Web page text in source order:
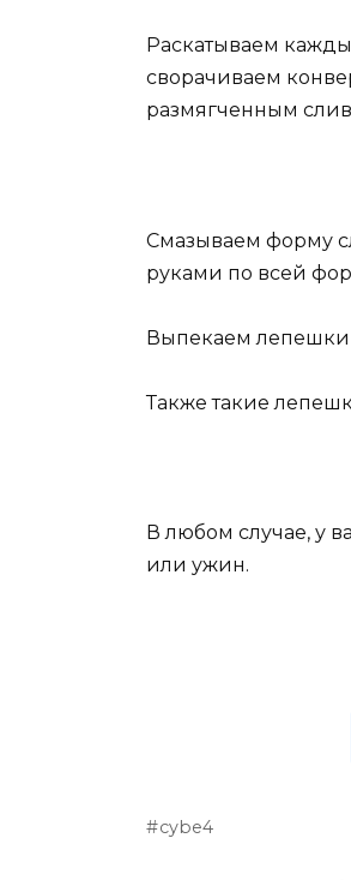
Раскатываем
сворачиваем
размягченным
Смазываем форму
руками по всей
Выпекаем лепешки
Также такие
В любом случае, у
или ужин.
cybe4